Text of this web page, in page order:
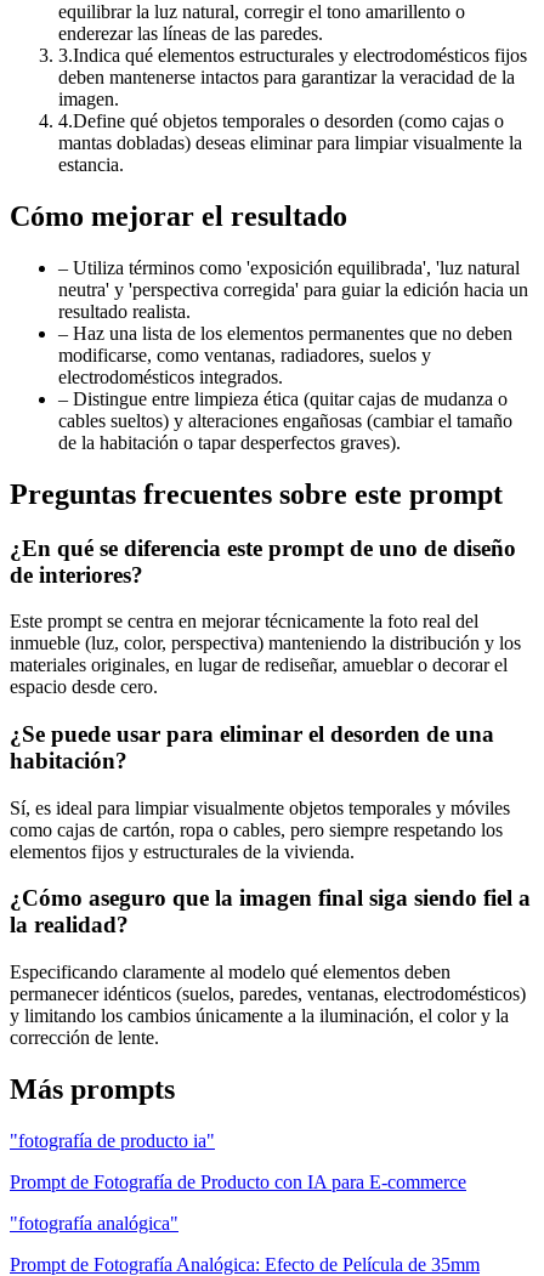
equilibrar la luz natural, corregir el tono amarillento o
enderezar las líneas de las paredes.
3.Indica qué elementos estructurales y electrodomésticos fijos
deben mantenerse intactos para garantizar la veracidad de la
imagen.
4.Define qué objetos temporales o desorden (como cajas o
mantas dobladas) deseas eliminar para limpiar visualmente la
estancia.
Cómo mejorar el resultado
– Utiliza términos como 'exposición equilibrada', 'luz natural
neutra' y 'perspectiva corregida' para guiar la edición hacia un
resultado realista.
– Haz una lista de los elementos permanentes que no deben
modificarse, como ventanas, radiadores, suelos y
electrodomésticos integrados.
– Distingue entre limpieza ética (quitar cajas de mudanza o
cables sueltos) y alteraciones engañosas (cambiar el tamaño
de la habitación o tapar desperfectos graves).
Preguntas frecuentes sobre este prompt
¿En qué se diferencia este prompt de uno de diseño
de interiores?
Este prompt se centra en mejorar técnicamente la foto real del
inmueble (luz, color, perspectiva) manteniendo la distribución y los
materiales originales, en lugar de rediseñar, amueblar o decorar el
espacio desde cero.
¿Se puede usar para eliminar el desorden de una
habitación?
Sí, es ideal para limpiar visualmente objetos temporales y móviles
como cajas de cartón, ropa o cables, pero siempre respetando los
elementos fijos y estructurales de la vivienda.
¿Cómo aseguro que la imagen final siga siendo fiel a
la realidad?
Especificando claramente al modelo qué elementos deben
permanecer idénticos (suelos, paredes, ventanas, electrodomésticos)
y limitando los cambios únicamente a la iluminación, el color y la
corrección de lente.
Más prompts
"fotografía de producto ia"
Prompt de Fotografía de Producto con IA para E-commerce
"fotografía analógica"
Prompt de Fotografía Analógica: Efecto de Película de 35mm